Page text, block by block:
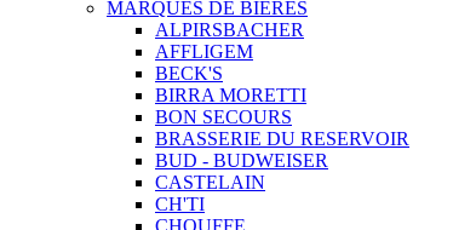
MARQUES DE BIERES
ALPIRSBACHER
AFFLIGEM
BECK'S
BIRRA MORETTI
BON SECOURS
BRASSERIE DU RESERVOIR
BUD - BUDWEISER
CASTELAIN
CH'TI
CHOUFFE